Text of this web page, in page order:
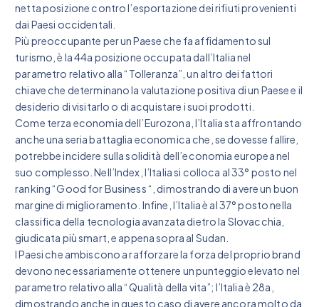
netta posizione contro l’esportazione dei rifiuti provenienti
dai Paesi occidentali.
Più preoccupante per un Paese che fa affidamento sul
turismo, è la 44a posizione occupata dall’Italia nel
parametro relativo alla “Tolleranza”, un altro dei fattori
chiave che determinano la valutazione positiva di un Paese e il
desiderio di visitarlo o di acquistare i suoi prodotti.
Come terza economia dell’Eurozona, l’Italia sta affrontando
anche una seria battaglia economica che, se dovesse fallire,
potrebbe incidere sulla solidità dell’economia europea nel
suo complesso. Nell’Index, l’Italia si colloca al 33° posto nel
ranking “Good for Business “, dimostrando di avere un buon
margine di miglioramento. Infine, l’Italia è al 37° posto nella
classifica della tecnologia avanzata dietro la Slovacchia,
giudicata più smart, e appena sopra al Sudan.
I Paesi che ambiscono a rafforzare la forza del proprio brand
devono necessariamente ottenere un punteggio elevato nel
parametro relativo alla “Qualità della vita”; l’Italia è 28a,
dimostrando anche in questo caso di avere ancora molto da